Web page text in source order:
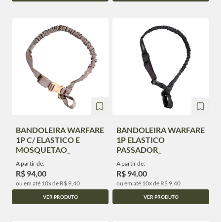
BANDOLEIRA WARFARE
1P C/ ELASTICO E
MOSQUETAO_
A partir de:
R$ 94,00
ou em até 10x de R$ 9,40
VER PRODUTO
BANDOLEIRA WARFARE
1P ELASTICO
PASSADOR_
A partir de:
R$ 94,00
ou em até 10x de R$ 9,40
VER PRODUTO